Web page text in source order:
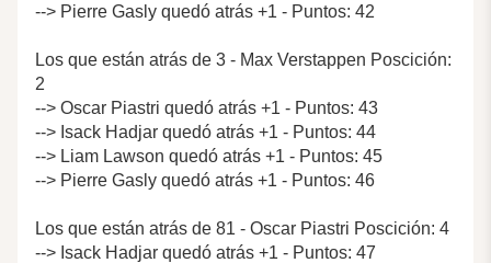
--> Pierre Gasly quedó atrás +1 - Puntos: 42
Los que están atrás de 3 - Max Verstappen Poscición:
2
--> Oscar Piastri quedó atrás +1 - Puntos: 43
--> Isack Hadjar quedó atrás +1 - Puntos: 44
--> Liam Lawson quedó atrás +1 - Puntos: 45
--> Pierre Gasly quedó atrás +1 - Puntos: 46
Los que están atrás de 81 - Oscar Piastri Poscición: 4
--> Isack Hadjar quedó atrás +1 - Puntos: 47